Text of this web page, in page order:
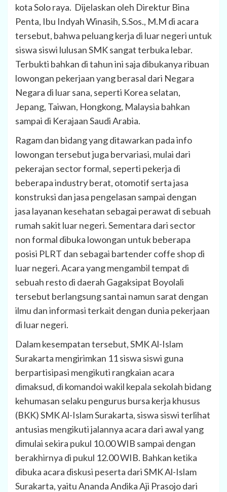
kota Solo raya. Dijelaskan oleh Direktur Bina
Penta, Ibu Indyah Winasih, S.Sos., M.M di acara
tersebut, bahwa peluang kerja di luar negeri untuk
siswa siswi lulusan SMK sangat terbuka lebar.
Terbukti bahkan di tahun ini saja dibukanya ribuan
lowongan pekerjaan yang berasal dari Negara
Negara di luar sana, seperti Korea selatan,
Jepang, Taiwan, Hongkong, Malaysia bahkan
sampai di Kerajaan Saudi Arabia.
Ragam dan bidang yang ditawarkan pada info
lowongan tersebut juga bervariasi, mulai dari
pekerajan sector formal, seperti pekerja di
beberapa industry berat, otomotif serta jasa
konstruksi dan jasa pengelasan sampai dengan
jasa layanan kesehatan sebagai perawat di sebuah
rumah sakit luar negeri. Sementara dari sector
non formal dibuka lowongan untuk beberapa
posisi PLRT dan sebagai bartender coffe shop di
luar negeri. Acara yang mengambil tempat di
sebuah resto di daerah Gagaksipat Boyolali
tersebut berlangsung santai namun sarat dengan
ilmu dan informasi terkait dengan dunia pekerjaan
di luar negeri.
Dalam kesempatan tersebut, SMK Al-Islam
Surakarta mengirimkan 11 siswa siswi guna
berpartisipasi mengikuti rangkaian acara
dimaksud, di komandoi wakil kepala sekolah bidang
kehumasan selaku pengurus bursa kerja khusus
(BKK) SMK Al-Islam Surakarta, siswa siswi terlihat
antusias mengikuti jalannya acara dari awal yang
dimulai sekira pukul 10.00 WIB sampai dengan
berakhirnya di pukul 12.00 WIB. Bahkan ketika
dibuka acara diskusi peserta dari SMK Al-Islam
Surakarta, yaitu Ananda Andika Aji Prasojo dari